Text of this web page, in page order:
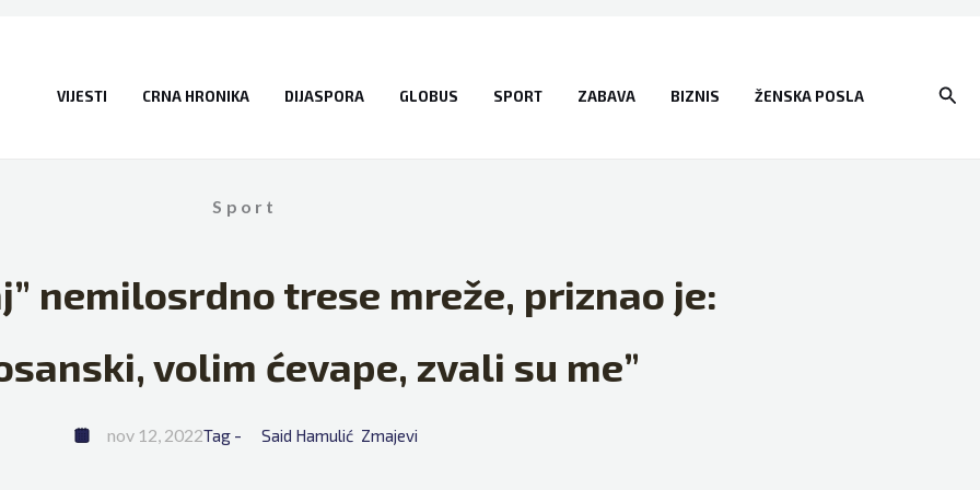
VIJESTI CRNA HRONIKA DIJASPORA GLOBUS SPORT ZABAVA BIZNIS ŽENSKA POSLA
Sport
nemilosrdno trese mreže, priznao je:
volim ćevape, zvali su me”
nov 12, 2022Tag - Said Hamulić Zmajevi